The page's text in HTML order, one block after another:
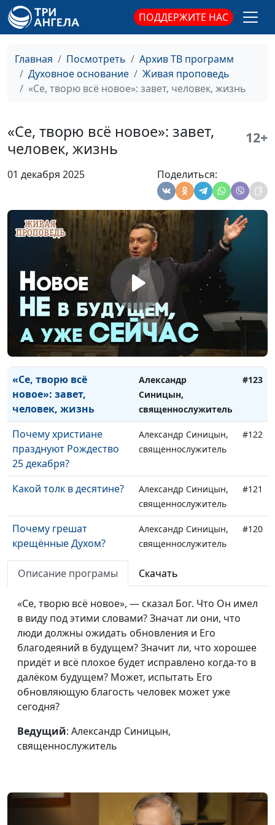
ПОДДЕРЖИТЕ НАС
Главная Посмотреть
Архив ТВ программ
Духовное основание
Живая проповедь
«Се, творю всё новое»: завет, человек, жизнь
«Се, творю всё новое»: завет,
человек, жизнь
12+
01 декабря 2025 Поделиться:
Что такое
богослужение?
Александр Синицын,
священнослужитель
Образ девы Марии в
Евангелиях
Александр Синицын,
#129
Что значит быть
Александр Синицын,
священнослужитель
#128
Почему церковь
скучное место?
Александр Синицын,
священнослужитель
#127
Почему церковь не
скучное место?
Александр Синицын,
священнослужитель
Кто крадёт твою
радость?
Александр Синицын,
священнослужитель
Что значит
«праздновать»?
Александр Синицын,
священнослужитель
«Се, творю всё
новое»: завет,
человек, жизнь
Александр
Синицын,
священнослужитель
#123
Почему христиане
празднуют Рождество
25 декабря?
Александр Синицын,
священнослужитель
#122
Какой толк в десятине?
Александр Синицын,
священнослужитель
#121
Почему грешат
крещённые Духом?
Александр Синицын,
священнослужитель
#120
Для чего нам другой
Александр Синицын,
священнослужитель
Зачем нужно
креститься Святым
Духом?
Александр Синицын,
священнослужитель
#118
Кто ответственен за
Церковь?
Александр Синицын,
священнослужитель
#117
Враги человеку -
Кто из вас без греха?
верующего в церкви
священнослужитель
Александр Синицын,
Описание програмы Скачать
«Се, творю всё новое», — сказал Бог. Что Он имел
в виду под этими словами? Значат ли они, что
люди должны ожидать обновления и Его
благодеяний в будущем? Значит ли, что хорошее
придёт и всё плохое будет исправлено когда-то в
далёком будущем? Может, испытать Его
обновляющую благость человек может уже
сегодня?
Ведущий: Александр Синицын,
священнослужитель